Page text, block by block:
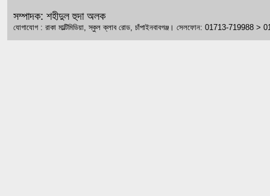
সম্পাদক: শহীদুল হুদা অলক
যোগাযোগ : রাকা মাল্টিমিডিয়া, স্কুল ক্লাব রোড, চাঁপাইনবাবগঞ্জ। সেলফোন: 01713-